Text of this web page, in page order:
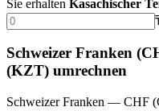
Sie erhalten Kasachischer
Schweizer Franken
(KZT) umrechnen
Schweizer Franken — CHF